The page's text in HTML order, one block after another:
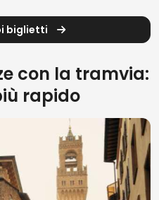
biglietti
con la tramvia:
rapido